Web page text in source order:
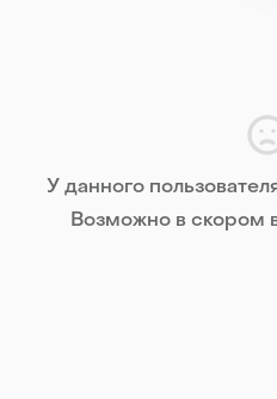
У данного
Возможно в скором